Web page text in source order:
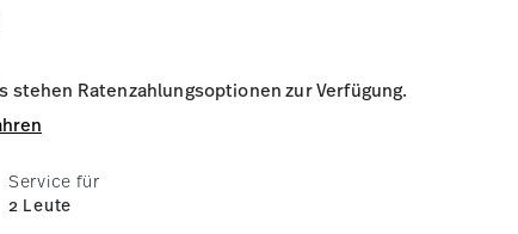
stehen Ratenzahlungsoptionen zur Verfügung.
Service für
2 Leute